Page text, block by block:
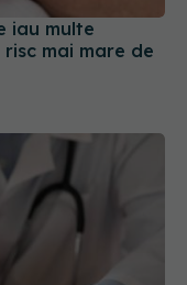
iau multe
mai mare de